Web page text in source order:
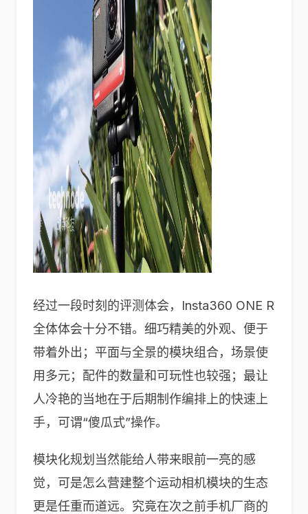
经过一段时刻的评测体会，Insta360 ONE R
全体体会十分不错。细巧精美的外观、便于
带着外出；平面与全景的模块组合，场景使
用多元；配件的数量和可玩性也较强；最让
人冷艳的当地在于后期制作编排上的快速上
手，可谓“傻瓜式”操作。
模块化规划当然能给人带来眼前一亮的感
觉，可是怎么营建整个运动相机模块的生态
更是任重而道远。究竟在次之前手机厂商的